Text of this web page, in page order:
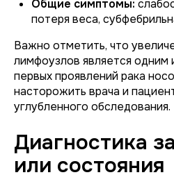
Общие симптомы:
потеря веса,
Важно отметить, что
лимфоузлов является одним
первых проявлений рака
насторожить врача и
углубленного обследования.
Диагностика
или состояния